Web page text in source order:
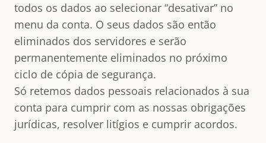
todos os dados ao selecionar “desativar” no
menu da conta. O seus dados são então
eliminados dos servidores e serão
permanentemente eliminados no próximo
ciclo de cópia de segurança.
Só retemos dados pessoais relacionados à sua
conta para cumprir com as nossas obrigações
jurídicas, resolver litígios e cumprir acordos.